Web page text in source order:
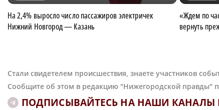
На 2,4% выросло число пассажиров электричек
Нижний Новгород — Казань
«Ждем по
вернуть
Стали свидетелем происшествия, знаете участников
Сообщите об этом в редакцию "Нижегородской правды"
ПОДПИСЫВАЙТЕСЬ НА НАШИ КАНАЛЫ В